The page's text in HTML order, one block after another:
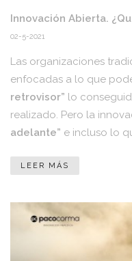
Innovación Abierta.
02-5-2021
Las organizaciones
enfocadas a lo que
retrovisor” lo
realizado. Pero la
adelante” e incluso lo
LEER MÁS